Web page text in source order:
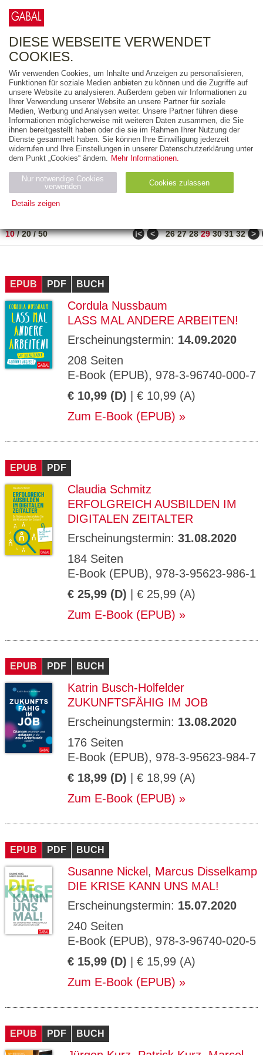
FREITEXT
AUSGABEART
AUS DER REIHE
ZUM THEMA
Neuerscheinung
Bestseller
PREIS
10/20/50 ǀ< < 26 27 28 29 30 31 32 >
EPUB PDF BUCH
Cordula Nussbaum
LASS MAL ANDERE ARBEITEN!
Erscheinungstermin: 14.09.2020
208 Seiten
E-Book (EPUB), 978-3-96740-000-7
€ 10,99 (D) | € 10,99 (A)
Zum E-Book (EPUB)
EPUB PDF
Claudia Schmitz
ERFOLGREICH AUSBILDEN IM
DIGITALEN ZEITALTER
Erscheinungstermin: 31.08.2020
184 Seiten
E-Book (EPUB), 978-3-95623-986-1
€ 25,99 (D) | € 25,99 (A)
Zum E-Book (EPUB)
EPUB PDF BUCH
Katrin Busch-Holfelder
ZUKUNFTSFÄHIG IM JOB
Erscheinungstermin: 13.08.2020
176 Seiten
E-Book (EPUB), 978-3-95623-984-7
€ 18,99 (D) | € 18,99 (A)
Zum E-Book (EPUB)
EPUB PDF BUCH
Susanne Nickel , Marcus Disselkamp
DIE KRISE KANN UNS MAL!
Erscheinungstermin: 15.07.2020
240 Seiten
E-Book (EPUB), 978-3-96740-020-5
€ 15,99 (D) | € 15,99 (A)
Zum E-Book (EPUB)
EPUB PDF BUCH
DIESE WEBSEITE VERWENDET
COOKIES.
Wir verwenden Cookies, um Inhalte und Anzeigen zu personalisieren,
Funktionen für soziale Medien anbieten zu können und die Zugriffe auf
unsere Website zu analysieren. Außerdem geben wir Informationen zu
Ihrer Verwendung unserer Website an unsere Partner für soziale
Medien, Werbung und Analysen weiter. Unsere Partner führen diese
Informationen möglicherweise mit weiteren Daten zusammen, die Sie
ihnen bereitgestellt haben oder die sie im Rahmen Ihrer Nutzung der
Dienste gesammelt haben. Sie können Ihre Einwilligung jederzeit
widerrufen und Ihre Einstellungen in unserer Datenschutzerklärung unter
dem Punkt „Cookies“ ändern. Mehr Informationen.
Nur notwendige Cookies
verwenden
Cookies zulassen
Details zeigen
Name Zweck
ESSION
_ID
verlag.
de
Session verwendet
GV_CO
OKIES
gabal-
Speichert den Zustimmungsstatus des
Domäne.
ge